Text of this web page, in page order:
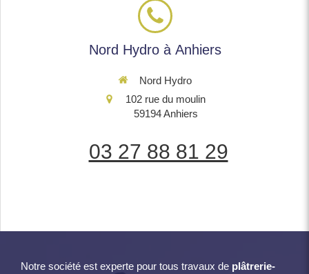
Nord Hydro à Anhiers
Nord Hydro
102 rue du moulin
59194 Anhiers
03 27 88 81 29
Notre société est experte pour tous travaux de plâtrerie-